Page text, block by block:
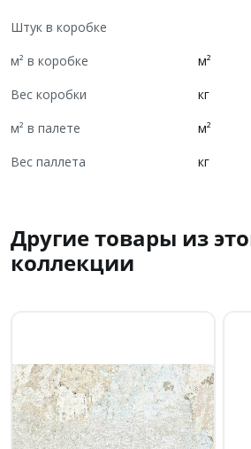
Штук в коробке
м² в коробке
м²
Вес коробки
кг
м² в палете
м²
Вес паллета
кг
Другие товары из
коллекции